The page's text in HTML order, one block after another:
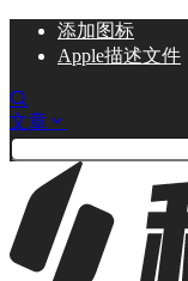
添加图标
Apple描述文件
文章